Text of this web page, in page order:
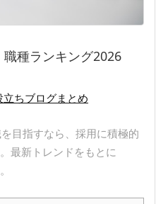
種ランキング2026
立ちブログまとめ
目指すなら、採用に積極的
最新トレンドをもとに